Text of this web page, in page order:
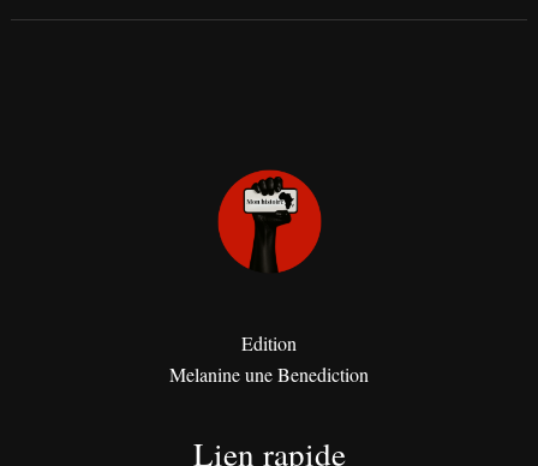
Edition
Melanine une Benediction
Lien rapide